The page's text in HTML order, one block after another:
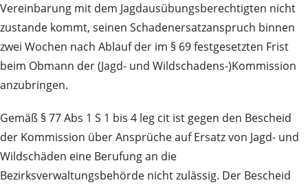
Vereinbarung mit dem Jagdausübungsberechtigten nicht
zustande kommt, seinen Schadenersatzanspruch binnen
zwei Wochen nach Ablauf der im § 69 festgesetzten Frist
beim Obmann der (Jagd- und Wildschadens-)Kommission
anzubringen.
Gemäß § 77 Abs 1 S 1 bis 4 leg cit ist gegen den Bescheid
der Kommission über Ansprüche auf Ersatz von Jagd- und
Wildschäden eine Berufung an die
Bezirksverwaltungsbehörde nicht zulässig. Der Bescheid